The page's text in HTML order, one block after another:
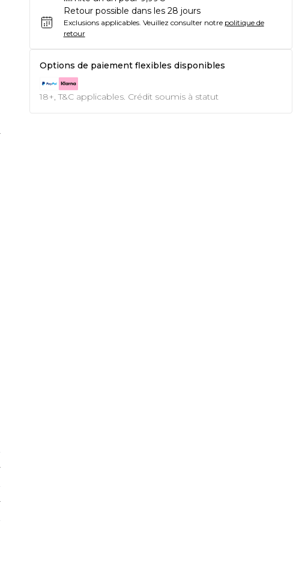
Retour possible dans les 28 jours
Exclusions applicables. Veuillez consulter notre politique de
retour
Options de paiement flexibles disponibles
18+, T&C applicables. Crédit soumis à statut